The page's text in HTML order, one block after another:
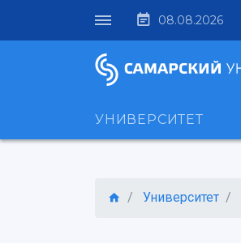
08.08.2026
УНИВЕРСИТЕТ
Университет